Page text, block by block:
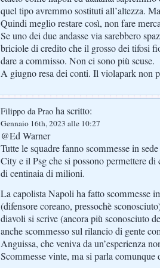
quel tipo avremmo sostituti all’altezza.
Quindi meglio restare così, non fare
Se uno dei due andasse via sarebbero
briciole di credito che il grosso dei tifosi
dare a commisso. Non ci sono più scuse.
A giugno resa dei conti. Il violapark non
Filippo da Prao ha scritto:
Gennaio 16th, 2023 alle 10:27
@Ed Warner
Tutte le squadre fanno scommesse in
City e il Psg che si possono permettere
di centinaia di milioni.
La capolista Napoli ha fatto scommesse
(difensore coreano, pressochè
diavoli si scrive (ancora più sconosciuto
anche scommesso sul rilancio di gente
Anguissa, che veniva da un’esperienza
Scommesse vinte, ma si parla comunque